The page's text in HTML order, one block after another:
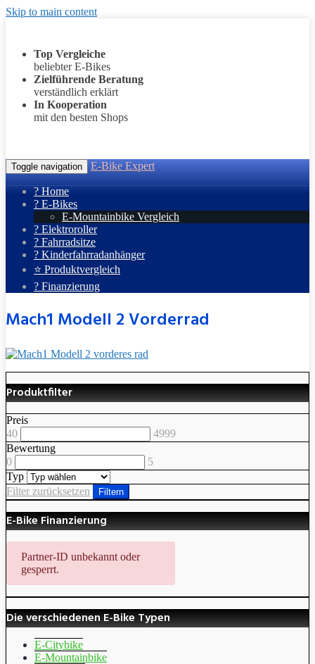
Skip to main content
Top Vergleiche
beliebter E-Bikes
Zielführende Beratung
verständlich erklärt
In Kooperation
mit den besten Shops
Toggle navigation E-Bike Expert
? Home
? E-Bikes
E-Mountainbike Vergleich
? Elektroroller
? Fahrradsitze
? Kinderfahrradanhänger
⭐ Produktvergleich
? Finanzierung
Mach1 Modell 2 Vorderrad
Produktfilter
Preis
40
4999
Bewertung
0
5
Typ
Filter zurücksetzen
Filtern
E-Bike Finanzierung
Partner-ID unbekannt oder
gesperrt.
Die verschiedenen E-Bike Typen
E-Citybike
E-Mountainbike